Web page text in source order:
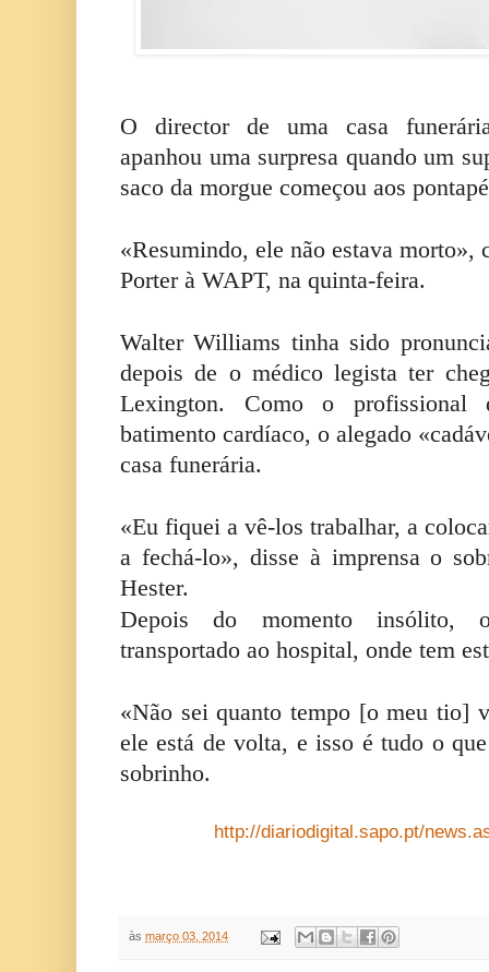
O director de uma casa
apanhou uma surpresa quando um
saco da morgue começou aos
«Resumindo, ele não estava
Porter à WAPT, na quinta-feira.
Walter Williams tinha sido
depois de o médico legista ter
Lexington. Como o profissional
batimento cardíaco, o alegado
casa funerária.
«Eu fiquei a vê-los trabalhar, a
a fechá-lo», disse à imprensa o
Hester.
Depois do momento insólito,
transportado ao hospital, onde tem
«Não sei quanto tempo [o meu tio]
ele está de volta, e isso é tudo o
sobrinho.
http://diariodigital.sapo.pt/
às março 03, 2014